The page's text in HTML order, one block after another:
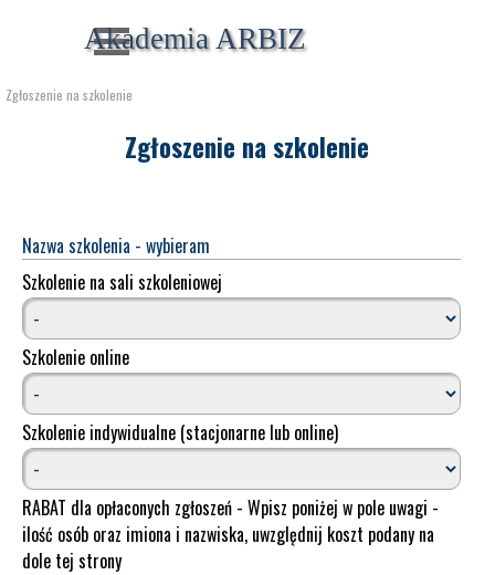
Pomiń menu
Akademia ARBIZ
Zgłoszenie na szkolenie
Zgłoszenie na szkolenie
Nazwa szkolenia - wybieram
Szkolenie na sali szkoleniowej
Szkolenie online
Szkolenie indywidualne (stacjonarne lub online)
RABAT dla opłaconych zgłoszeń - Wpisz poniżej w pole uwagi -
ilość osób oraz imiona i nazwiska, uwzględnij koszt podany na
dole tej strony